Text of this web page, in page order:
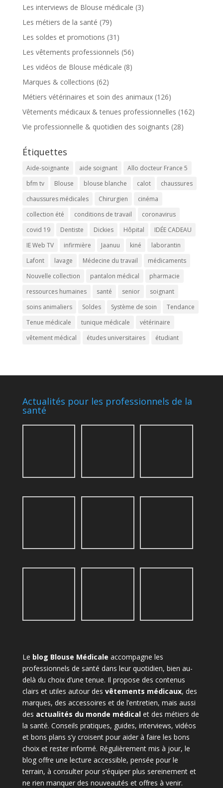
Les interviews de Blouse médicale (3)
Les métiers de la santé (79)
Les soldes et promotions (31)
Les vêtements professionnels (56)
Les vidéos de Blouse médicale (8)
Marques & collections (62)
Métiers vétérinaires et soin des animaux(126)
Vêtements médicaux & tenues professionnelles (162)
Vie professionnelle & quotidien des soignants (28)
Étiquettes
Aide-soignante aide soignant
Allo docteur France 5
bfm tv
Blouse blouse blanche calot
chaussures
chaussures médicales
Chirurgien
cinéma
collection été
conditions de travail
coronavirus
covid 19
Dentiste Dickies Hôpital
IDÉE CADEAU
IE Web TV
infirmière Jaanuu kiné
laborantin
Lafont
lavage Médecine du travail
médicaments
Nouvelle collection
pantalon médical
pharmacie
ressources humaines
santé senior
soignant
soins animaliers
Soldes Système de soin
Tendance
Tenue médicale
tunique médicale
vétérinaire
vêtement médical
études universitaires étudiant
Actualités pour les professionnels de la
santé
Le blog Blouse Médicale accompagne les
professionnels de santé dans leur quotidien, bien au-
delà du choix d’une tenue. Il propose des contenus
clairs et utiles autour des vêtements médicaux, des
marques, des accessoires et de l’entretien, mais aussi
des actualités du monde médicalet des métiers de
la santé. Conseils pratiques, guides, interviews, vidéos
et bons plans s’y croisent pour aider à faire les bons
choix et rester informé. Régulièrement mis à jour, le
blog offre une lecture accessible, pensée pour le
terrain, à consulter pour s’équiper plus sereinement et
ne rien manquer des nouveautés et offres à venir.